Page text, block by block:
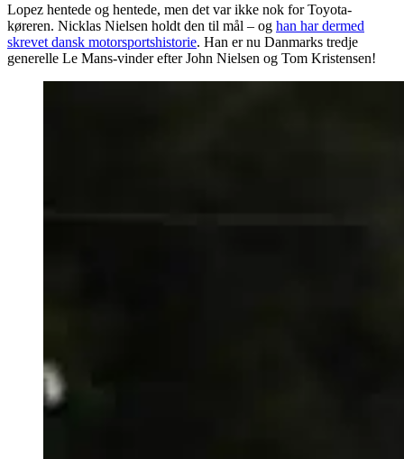
Lopez hentede og hentede, men det var ikke nok for Toyota-
køreren. Nicklas Nielsen holdt den til mål – og han har dermed
skrevet dansk motorsportshistorie. Han er nu Danmarks tredje
generelle Le Mans-vinder efter John Nielsen og Tom Kristensen!